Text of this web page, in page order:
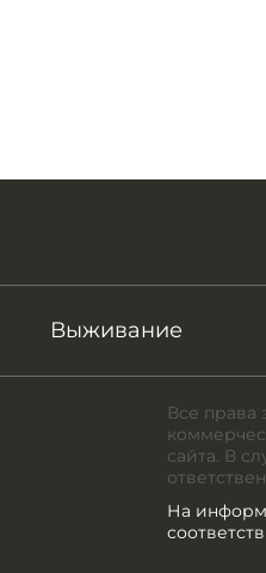
Выживание
Все права
сайта. В
На